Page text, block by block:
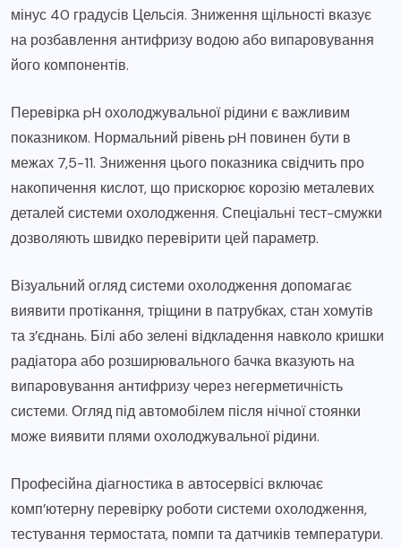
мінус 40 градусів Цельсія. Зниження щільності вказує
на розбавлення антифризу водою або випаровування
його компонентів.
Перевірка pH охолоджувальної рідини є важливим
показником. Нормальний рівень pH повинен бути в
межах 7,5-11. Зниження цього показника свідчить про
накопичення кислот, що прискорює корозію металевих
деталей системи охолодження. Спеціальні тест-смужки
дозволяють швидко перевірити цей параметр.
Візуальний огляд системи охолодження допомагає
виявити протікання, тріщини в патрубках, стан хомутів
та з’єднань. Білі або зелені відкладення навколо кришки
радіатора або розширювального бачка вказують на
випаровування антифризу через негерметичність
системи. Огляд під автомобілем після нічної стоянки
може виявити плями охолоджувальної рідини.
Професійна діагностика в автосервісі включає
комп’ютерну перевірку роботи системи охолодження,
тестування термостата, помпи та датчиків температури.